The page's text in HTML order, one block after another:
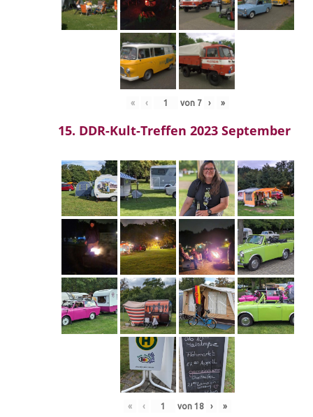
« ‹ von 7 › »
15. DDR-Kult-Treffen 2023 September
« ‹ von 18 › »